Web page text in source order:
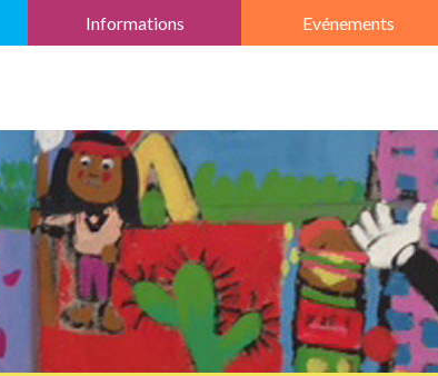
Informations Evénements